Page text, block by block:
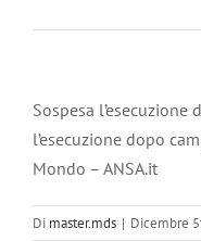
Sospesa
l’esecuzione dopo
Mondo – ANSA.it
Di master.mds | Dicembre